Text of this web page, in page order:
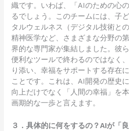
織です。いわば、「AIのための心
るでしょう。このチームには、子
タルウェルネス（デジタル技術と
精神医学など、さまざまな分野の
界的な専門家が集結しました。彼
便利なツールで終わるのではなく
り添い、幸福をサポートする存在
ことです。これは、AI開発の歴史
向上だけでなく「人間の幸福」を
画期的な一歩と言えます。
３．具体的に何をするの？AIが「